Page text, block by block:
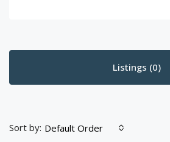
Listings (0)
Sort by: Default Order